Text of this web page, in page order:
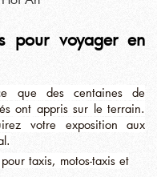
pour voyager en
que des centaines de
ont appris sur le terrain.
votre exposition aux
taxis, motos-taxis et